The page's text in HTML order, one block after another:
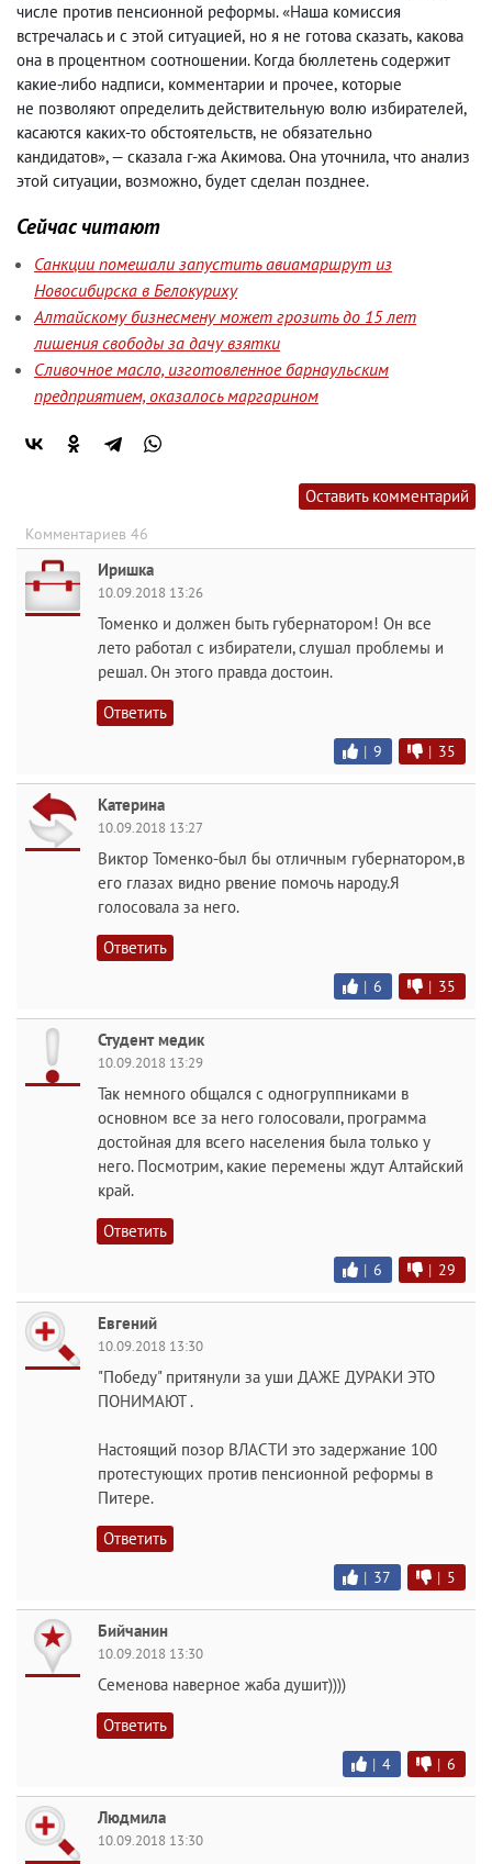
числе против пенсионной реформы. «Наша комиссия
встречалась и с этой ситуацией, но я не готова сказать, какова
она в процентном соотношении. Когда бюллетень содержит
какие-либо надписи, комментарии и прочее, которые
не позволяют определить действительную волю избирателей,
касаются каких-то обстоятельств, не обязательно
кандидатов», — сказала г-жа Акимова. Она уточнила, что анализ
этой ситуации, возможно, будет сделан позднее.
Сейчас читают
Санкции помешали запустить авиамаршрут из
Новосибирска в Белокуриху
Алтайскому бизнесмену может грозить до 15 лет
лишения свободы за дачу взятки
Сливочное масло, изготовленное барнаульским
предприятием, оказалось маргарином
Оставить комментарий
Комментариев 46
Иришка
10.09.2018 13:26
Томенко и должен быть губернатором! Он все
лето работал с избиратели, слушал проблемы и
решал. Он этого правда достоин.
Ответить
| 9 | 35
Катерина
10.09.2018 13:27
Виктор Томенко-был бы отличным губернатором,в
его глазах видно рвение помочь народу.Я
голосовала за него.
Ответить
| 6 | 35
Студент медик
10.09.2018 13:29
Так немного общался с одногруппниками в
основном все за него голосовали, программа
достойная для всего населения была только у
него. Посмотрим, какие перемены ждут Алтайский
край.
Ответить
| 6 | 29
Евгений
10.09.2018 13:30
"Победу" притянули за уши ДАЖЕ ДУРАКИ ЭТО
ПОНИМАЮТ .
Настоящий позор ВЛАСТИ это задержание 100
протестующих против пенсионной реформы в
Питере.
Ответить
| 37 | 5
Бийчанин
10.09.2018 13:30
Семенова наверное жаба душит))))
Ответить
| 4 | 6
Людмила
10.09.2018 13:30